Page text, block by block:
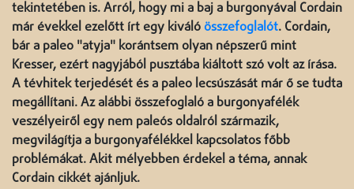
tekintetében is. Arról, hogy mi a baj a burgonyával Cordain
már évekkel ezelőtt írt egy kiválóösszefoglalót. Cordain,
bár a paleo "atyja" korántsem olyan népszerű mint
Kresser, ezért nagyjából pusztába kiáltott szó volt az írása.
A tévhitek terjedését és a paleo lecsúszását már ő se tudta
megállítani. Az alábbi összefoglaló a burgonyafélék
veszélyeiről egy nem paleós oldalról származik,
megvilágítja a burgonyafélékkel kapcsolatos főbb
problémákat. Akit mélyebben érdekel a téma, annak
Cordain cikkét ajánljuk.